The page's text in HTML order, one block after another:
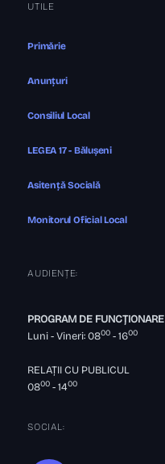
UTILE
Primărie
Anunțuri
Consiliul Local
LEGEA 17 - Bălușeni
Asitență Socială
Monitorul Oficial Local
AUDIENȚE:
PROGRAM DE FUNCȚIONARE
Luni - Vineri: 0800 - 1600
RELAȚII CU PUBLICUL
0800 - 1400
SOCIAL: